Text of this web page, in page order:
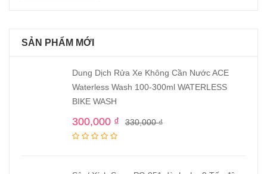
SẢN PHẨM MỚI
Dung Dịch Rửa Xe Không Cần Nước ACE
Waterless Wash 100-300ml WATERLESS
BIKE WASH
330,000₫
300,000 ₫